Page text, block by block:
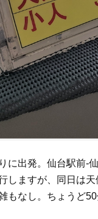
に出発。仙台駅前-
しますが、同日は天
もなし。ちょうど